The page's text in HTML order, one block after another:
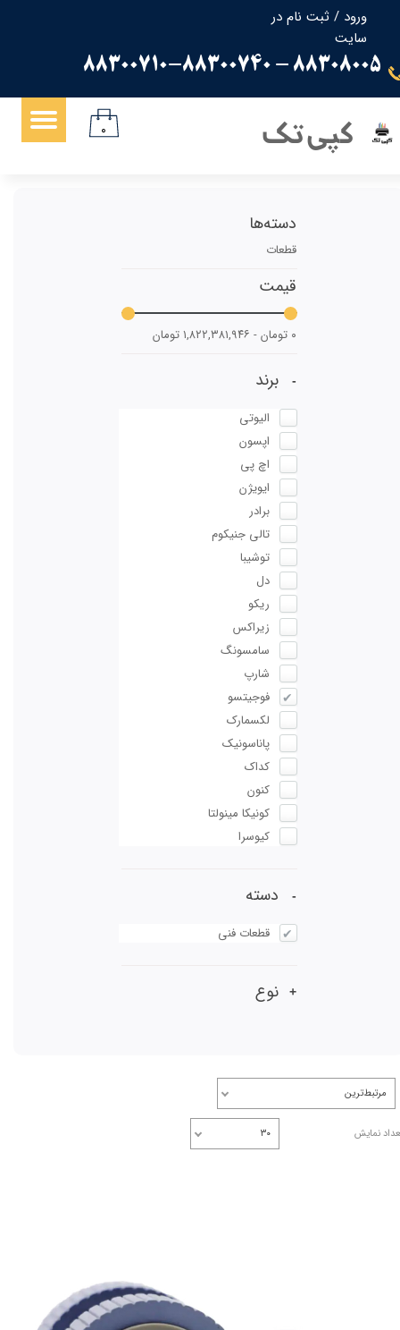
ورود / ثبت نام در
سایت
حساب کاربری من
تغییر گذر واژه
سفارشات
88308005 - 88300710-88300740
کپی تک ۰
مرتبط‌ترین
نمایش ۳۰
دسته‌ها
قطعات
قیمت
۰ تومان - ۱,۸۲۲,۳۸۱,۹۴۶ تومان
برند
الیوتی
اپسون
اچ پی
ایویژن
برادر
تالی جنیکوم
توشیبا
دل
ریکو
زیراکس
سامسونگ
شارپ
فوجیتسو
لکسمارک
پاناسونیک
کداک
کنون
کونیکا مینولتا
کیوسرا
دسته
قطعات فنی
نوع